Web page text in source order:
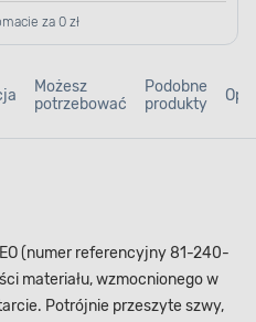
za 0 zł
Możesz
potrzebować
Podobne
produkty
(numer referencyjny 81-240-
materiału, wzmocnionego w
Potrójnie przeszyte szwy,